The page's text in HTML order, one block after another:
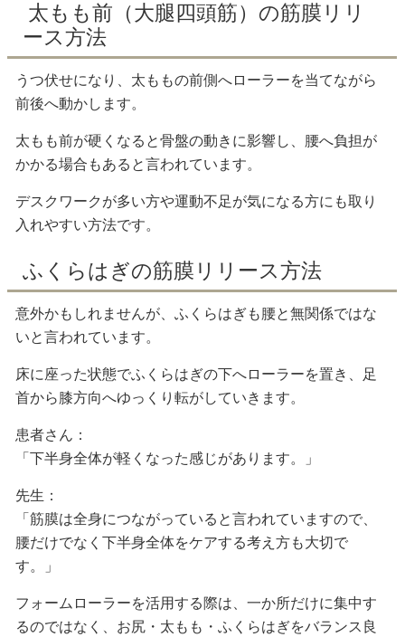
太もも前（大腿四頭筋）の筋膜リリ
ース方法
うつ伏せになり、太ももの前側へローラーを当てながら
前後へ動かします。
太もも前が硬くなると骨盤の動きに影響し、腰へ負担が
かかる場合もあると言われています。
デスクワークが多い方や運動不足が気になる方にも取り
入れやすい方法です。
ふくらはぎの筋膜リリース方法
意外かもしれませんが、ふくらはぎも腰と無関係ではな
いと言われています。
床に座った状態でふくらはぎの下へローラーを置き、足
首から膝方向へゆっくり転がしていきます。
患者さん：
「下半身全体が軽くなった感じがあります。」
先生：
「筋膜は全身につながっていると言われていますので、
腰だけでなく下半身全体をケアする考え方も大切で
す。」
フォームローラーを活用する際は、一か所だけに集中す
るのではなく、お尻・太もも・ふくらはぎをバランス良